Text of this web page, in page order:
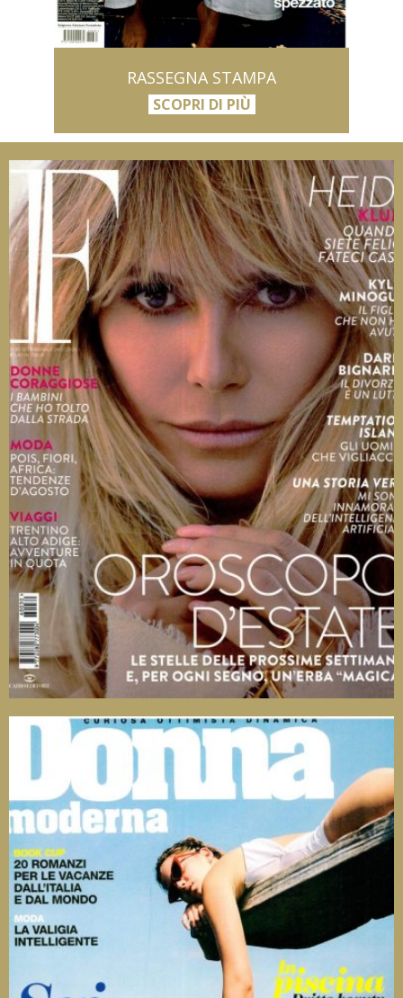
RASSEGNA STAMPA
SCOPRI DI PIÙ